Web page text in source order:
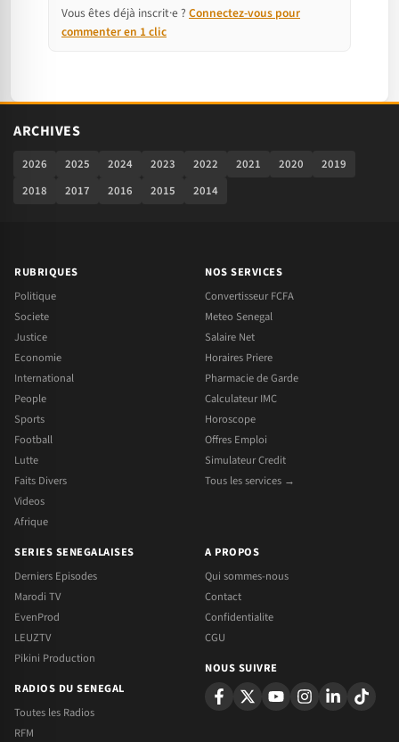
Vous êtes déjà inscrit·e ? Connectez-vous pour
commenter en 1 clic
ARCHIVES
2026 2025 2024 2023 2022 2021 2020
2019
2018
2017 2016 2015 2014
RUBRIQUES
Politique
Societe
Justice
Economie
International
People
Sports
Football
Lutte
Faits Divers
Videos
Afrique
NOS SERVICES
Convertisseur FCFA
Meteo Senegal
Salaire Net
Horaires Priere
Pharmacie de Garde
Calculateur IMC
Horoscope
Offres Emploi
Simulateur Credit
Tous les services →
SERIES SENEGALAISES
Derniers Episodes
Marodi TV
EvenProd
LEUZTV
Pikini Production
RADIOS DU SENEGAL
Toutes les Radios
RFM
A PROPOS
Qui sommes-nous
Contact
Confidentialite
CGU
NOUS SUIVRE